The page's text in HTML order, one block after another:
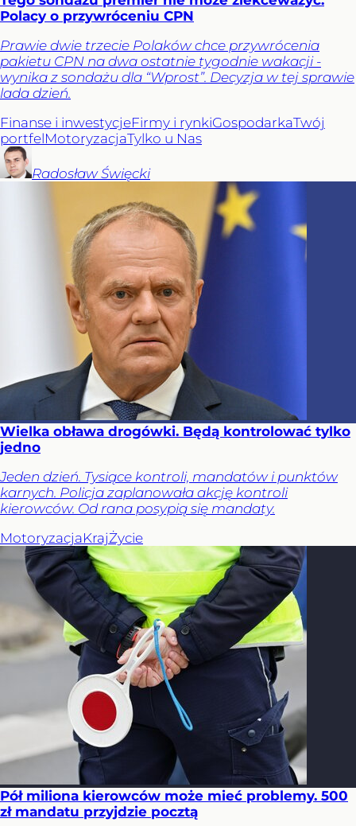
Polacy o przywróceniu CPN
Prawie dwie trzecie Polaków chce przywrócenia
pakietu CPN na dwa ostatnie tygodnie wakacji -
wynika z sondażu dla “Wprost”. Decyzja w tej sprawie
lada dzień.
Finanse i inwestycjeFirmy i rynkiGospodarkaTwój
portfelMotoryzacjaTylko u Nas
Radosław Święcki
Wielka obława drogówki. Będą kontrolować tylko
jedno
Jeden dzień. Tysiące kontroli, mandatów i punktów
karnych. Policja zaplanowała akcję kontroli
kierowców. Od rana posypią się mandaty.
MotoryzacjaKrajŻycie
Pół miliona kierowców może mieć problemy. 500
zł mandatu przyjdzie pocztą